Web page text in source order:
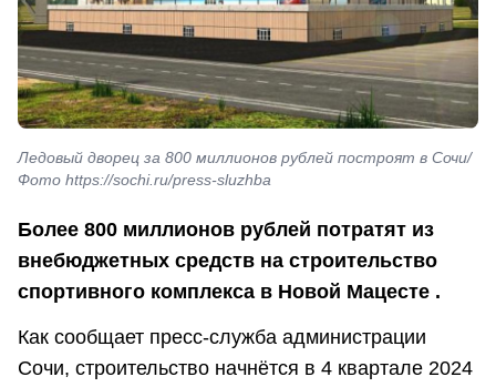
Ледовый дворец за 800 миллионов рублей построят в Сочи/
Фото https://sochi.ru/press-sluzhba
Более 800 миллионов рублей потратят из
внебюджетных средств на строительство
спортивного комплекса в Новой Мацесте .
Как сообщает пресс-служба администрации
Сочи, строительство начнётся в 4 квартале 2024